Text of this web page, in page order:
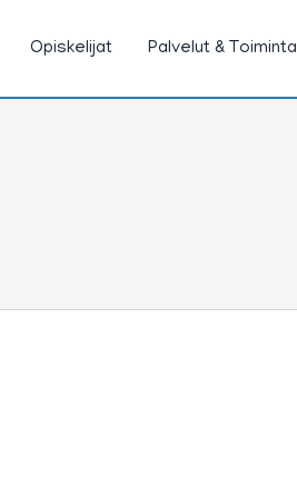
Opiskelijat Palvelut & Toiminta